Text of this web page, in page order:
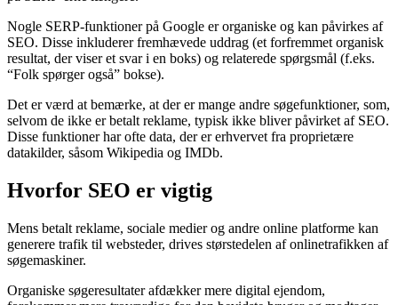
Nogle SERP-funktioner på Google er organiske og kan påvirkes af
SEO. Disse inkluderer fremhævede uddrag (et forfremmet organisk
resultat, der viser et svar i en boks) og relaterede spørgsmål (f.eks.
“Folk spørger også” bokse).
Det er værd at bemærke, at der er mange andre søgefunktioner, som,
selvom de ikke er betalt reklame, typisk ikke bliver påvirket af SEO.
Disse funktioner har ofte data, der er erhvervet fra proprietære
datakilder, såsom Wikipedia og IMDb.
Hvorfor SEO er vigtig
Mens betalt reklame, sociale medier og andre online platforme kan
generere trafik til websteder, drives størstedelen af onlinetrafikken af
søgemaskiner.
Organiske søgeresultater afdækker mere digital ejendom,